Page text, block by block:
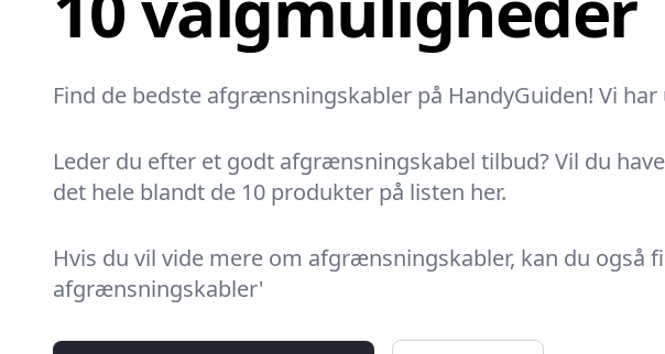
Find de bedste afgrænsningskabler på HandyGuiden! Vi
Leder du efter et godt afgrænsningskabel tilbud? Vil du
det hele blandt de 10 produkter på listen her.
Hvis du vil vide mere om afgrænsningskabler, kan du også
afgrænsningskabler'